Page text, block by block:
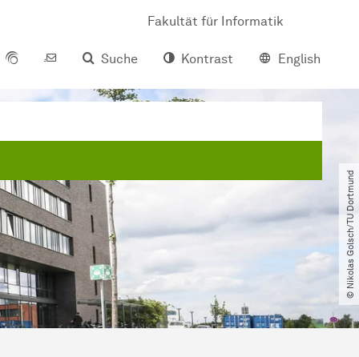
Fakultät für Informatik
Suche
Kontrast English
© Nikolas Golsch​/​TU Dortmund